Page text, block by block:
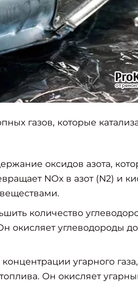
газов, которые
оксидов азота,
NOx в азот (N2) и
количество
окисляет углеводороды до
угарного
Он окисляет